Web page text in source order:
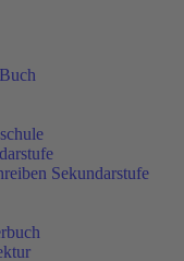
Sekundarstufe